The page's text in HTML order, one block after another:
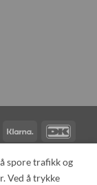
Klarna
OM OSS
spore trafikk og
Ved å trykke